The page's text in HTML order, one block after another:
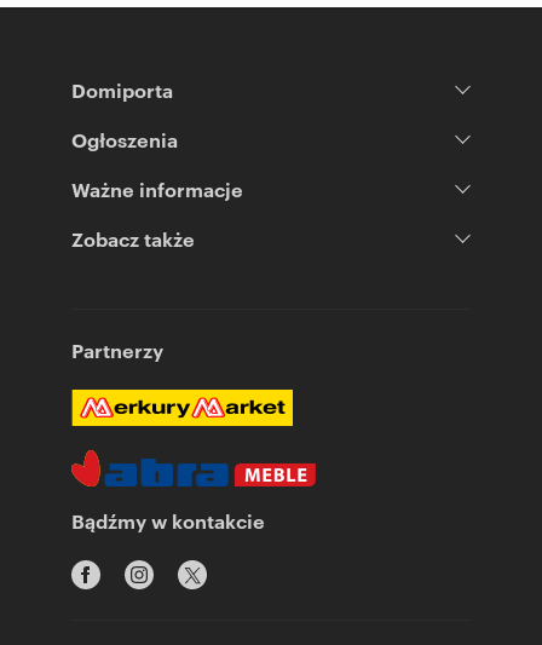
Domiporta
Ogłoszenia
Ważne informacje
Zobacz także
Partnerzy
Bądźmy w kontakcie